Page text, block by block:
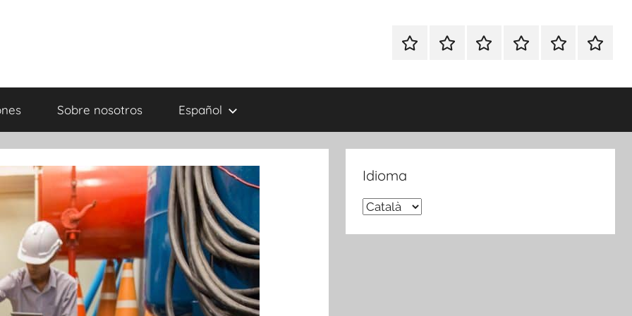
Inicio Blog
Foro
Publicaciones
Sobre
Español
Sobre nosotros Español
Idioma
Idioma